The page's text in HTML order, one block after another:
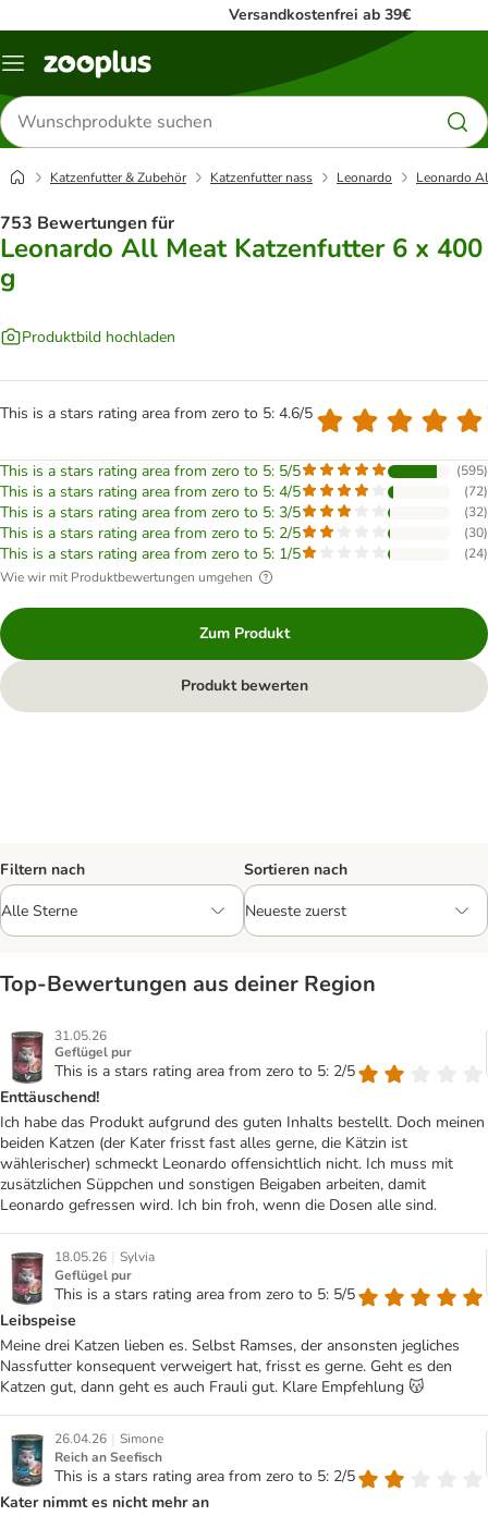
Versandkostenfrei ab 39€
Menü
Produkte
suchen
Katzenfutter & Zubehör Katzenfutter nass Leonardo Leonardo
753 Bewertungen für
Leonardo All Meat Katzenfutter 6 x 400
g
Produktbild hochladen
This is a stars rating area from zero to 5: 4.6/5
This is a stars rating area from zero to 5: 5/5 (595)
This is a stars rating area from zero to 5: 4/5 (72)
This is a stars rating area from zero to 5: 3/5 (32)
This is a stars rating area from zero to 5: 2/5 (30)
This is a stars rating area from zero to 5: 1/5 (24)
Wie wir mit Produktbewertungen umgehen
Zum Produkt
Produkt bewerten
Filtern nach Sortieren nach
Top‑Bewertungen aus deiner Region
31.05.26
Geflügel pur
This is a stars rating area from zero to 5: 2/5
Enttäuschend!
Ich habe das Produkt aufgrund des guten Inhalts bestellt. Doch meinen
beiden Katzen (der Kater frisst fast alles gerne, die Kätzin ist
wählerischer) schmeckt Leonardo offensichtlich nicht. Ich muss mit
zusätzlichen Süppchen und sonstigen Beigaben arbeiten, damit
Leonardo gefressen wird. Ich bin froh, wenn die Dosen alle sind.
18.05.26 | Sylvia
Geflügel pur
This is a stars rating area from zero to 5: 5/5
Leibspeise
Meine drei Katzen lieben es. Selbst Ramses, der ansonsten jegliches
Nassfutter konsequent verweigert hat, frisst es gerne. Geht es den
Katzen gut, dann geht es auch Frauli gut. Klare Empfehlung 😽
26.04.26 | Simone
Reich an Seefisch
This is a stars rating area from zero to 5: 2/5
Kater nimmt es nicht mehr an